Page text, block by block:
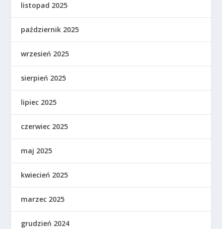
listopad 2025
październik 2025
wrzesień 2025
sierpień 2025
lipiec 2025
czerwiec 2025
maj 2025
kwiecień 2025
marzec 2025
grudzień 2024